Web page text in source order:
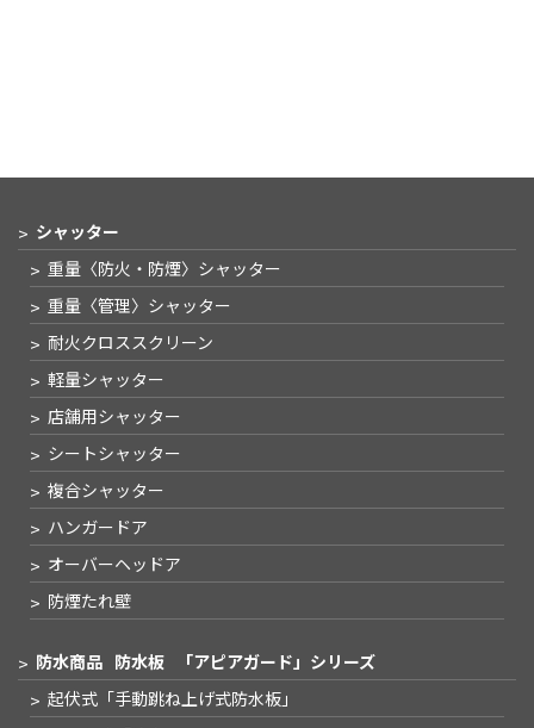
シャッター
重量〈防火・防煙〉 シャッター
重量〈管理〉 シャッター
耐火クロススクリーン
軽量シャッター
店舗用シャッター
シートシャッター
複合シャッター
ハンガードア
オーバーヘッドア
防煙たれ壁
防水商品 防水板
「アピアガード」シリーズ
起伏式 「手動跳ね上げ式防水板」